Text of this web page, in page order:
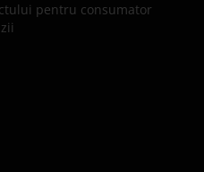
pentru consumator